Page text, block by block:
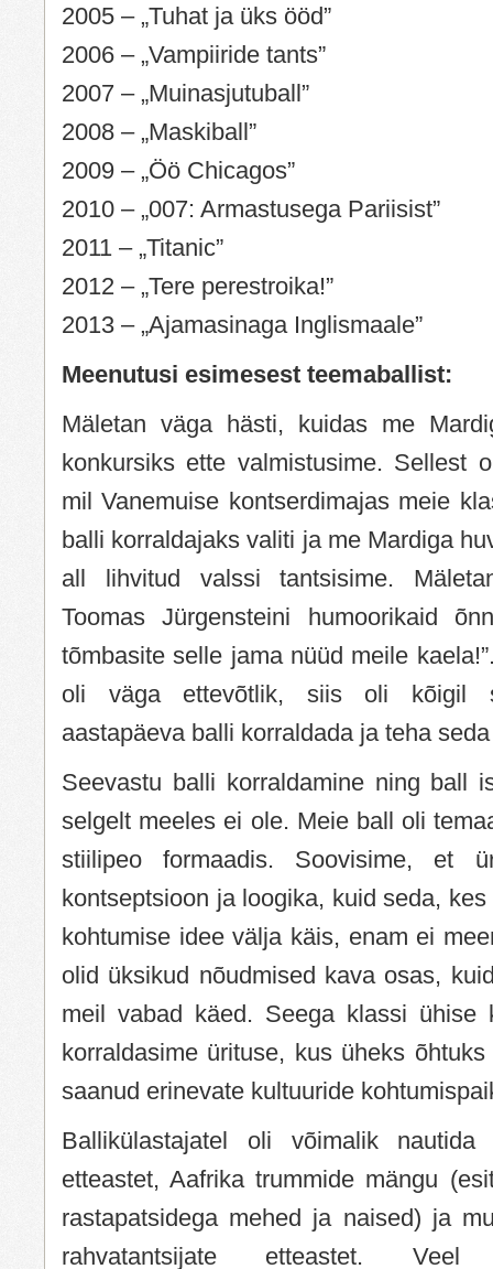
2005 – „Tuhat ja üks ööd”
2006 – „Vampiiride tants”
2007 – „Muinasjutuball”
2008 – „Maskiball”
2009 – „Öö Chicagos”
2010 – „007: Armastusega Pariisist”
2011 – „Titanic”
2012 – „Tere perestroika!”
2013 – „Ajamasinaga Inglismaale”
Meenutusi esimesest teemaballist:
Mäletan väga hästi, kuidas me
konkursiks ette valmistusime. Sellest
mil Vanemuise kontserdimajas meie
balli korraldajaks valiti ja me Mardiga
all lihvitud valssi tantsisime.
Toomas Jürgensteini humoorikaid
tõmbasite selle jama nüüd meile
oli väga ettevõtlik, siis oli kõigil
aastapäeva balli korraldada ja teha
Seevastu balli korraldamine ning ball
selgelt meeles ei ole. Meie ball oli
stiilipeo formaadis. Soovisime, et
kontseptsioon ja loogika, kuid seda,
kohtumise idee välja käis, enam ei
olid üksikud nõudmised kava osas,
meil vabad käed. Seega klassi ühise
korraldasime ürituse, kus üheks
saanud erinevate kultuuride
Ballikülastajatel oli võimalik nautida
etteastet, Aafrika trummide mängu
rastapatsidega mehed ja naised) ja
rahvatantsijate etteastet.